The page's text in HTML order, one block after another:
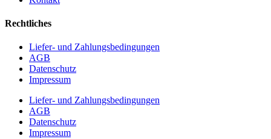
Rechtliches
Liefer- und Zahlungsbedingungen
AGB
Datenschutz
Impressum
Liefer- und Zahlungsbedingungen
AGB
Datenschutz
Impressum